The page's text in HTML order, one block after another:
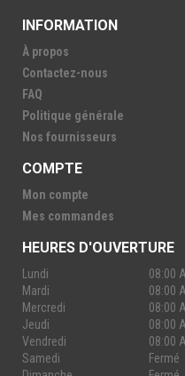
INFORMATION
À propos
Contactez-nous
FAQ
Politique générale
Nos fournisseurs
COMPTE
Mon compte
Mes commandes
HEURES D'OUVERTURE
Lundi
08:00
Mardi
08:00
Mercredi
08:00
Jeudi
08:00
Vendredi
08:00
Samedi
Fermé